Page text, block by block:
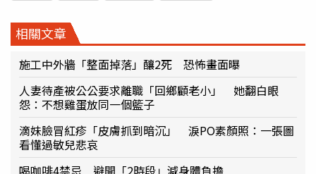
相關文章
施工中外牆「整面掉落」釀2死 恐怖畫面曝
人妻待產被公公要求離職「回鄉顧老小」 她翻白眼
怨：不想雞蛋放同一個籃子
滴妹臉冒紅疹「皮膚抓到暗沉」 淚PO素顏照：一張圖
看懂過敏兒悲哀
喝咖啡4禁忌 避開「2時段」減身體負擔